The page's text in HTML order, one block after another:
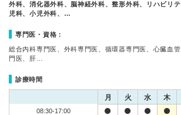
外科、消化器外科、脳神経外科、整形外科、リハビリ
児科、小児外科、…
専門医・資格：
総合内科専門医、外科専門医、循環器専門医、心臓血
門医、肝…
診療時間
月 火 水 木
08:30-17:00